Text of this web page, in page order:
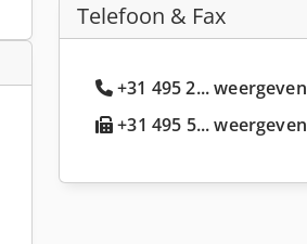
Telefoon & Fax
+31 495 2... weergeven
+31 495 5... weergeven